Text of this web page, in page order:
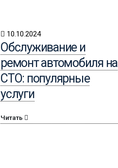
10.10.2024
Обслуживание и
ремонт автомобиля на
СТО: популярные
услуги
Читать